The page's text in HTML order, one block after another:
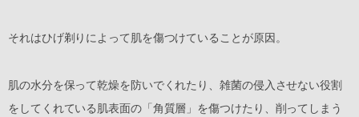
それはひげ剃りによって肌を傷つけていることが原因。
肌の水分を保って乾燥を防いでくれたり、雑菌の侵入させない役割
をしてくれている肌表面の「角質層」を傷つけたり、削ってしまう